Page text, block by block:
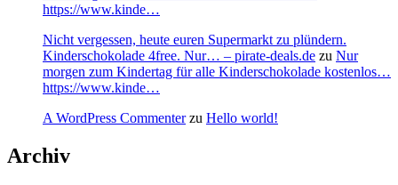
https://www.kinde…
Nicht vergessen, heute euren Supermarkt zu plündern.
Kinderschokolade 4free. Nur… – pirate-deals.de zu Nur
morgen zum Kindertag für alle Kinderschokolade kostenlos…
https://www.kinde…
A WordPress Commenterzu Hello world!
Archiv